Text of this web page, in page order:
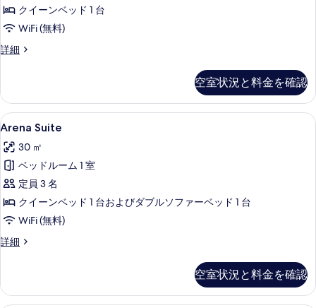
す
べ
て
真
を
表
示
す
る
クイーンベッド 1 台
WiFi (無料)
詳細
Arena
view
の
詳
空室状況と料金を確認
Arena
Suite
の
す
べ
て
の
写
表
Arena Suite | ミニバー、セーフティ
8
Arena Suite
30 ㎡
ベッドルーム 1 室
定員 3 名
クイーンベッド 1 台およびダブルソファーベッド 1 台
WiFi (無料)
詳細
Arena
細
空室状況と料金を確認